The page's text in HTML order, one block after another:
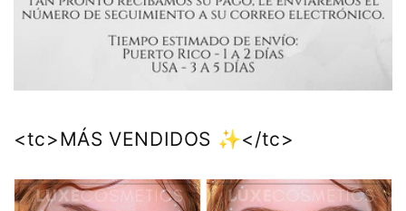
<tc>MÁS VENDIDOS ✨️</tc>